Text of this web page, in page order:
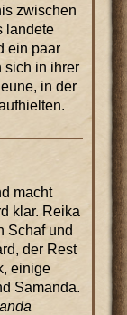
zwischen
landete
ein paar
sich in ihrer
in der
macht
klar. Reika
Schaf und
der Rest
einige
Samanda.